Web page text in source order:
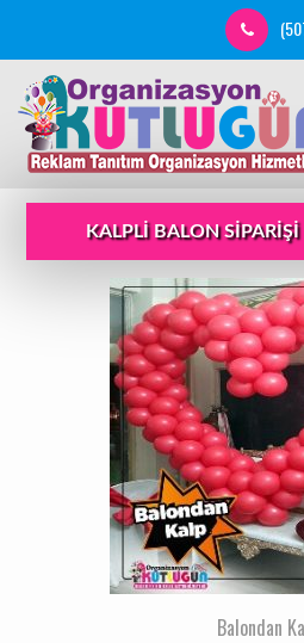
KALPLI BALON
Balondan